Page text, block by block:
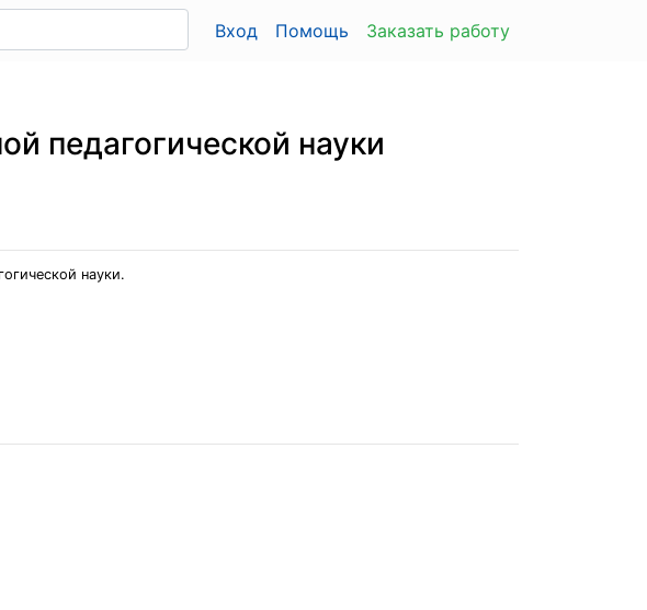
Вход Помощь Заказать работу
педагогической науки
науки.